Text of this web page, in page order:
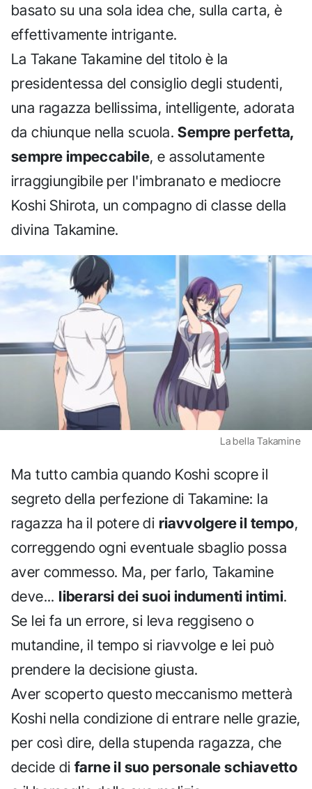
basato su una sola idea che, sulla carta, è
effettivamente intrigante.
La Takane Takamine del titolo è la
presidentessa del consiglio degli studenti,
una ragazza bellissima, intelligente, adorata
da chiunque nella scuola.Sempre perfetta,
sempre impeccabile, e assolutamente
irraggiungibile per l'imbranato e mediocre
Koshi Shirota, un compagno di classe della
divina Takamine.
La bella Takamine
Ma tutto cambia quando Koshi scopre il
segreto della perfezione di Takamine: la
ragazza ha il potere di riavvolgere il tempo,
correggendo ogni eventuale sbaglio possa
aver commesso. Ma, per farlo, Takamine
deve... liberarsi dei suoi indumenti intimi.
Se lei fa un errore, si leva reggiseno o
mutandine, il tempo si riavvolge e lei può
prendere la decisione giusta.
Aver scoperto questo meccanismo metterà
Koshi nella condizione di entrare nelle grazie,
per così dire, della stupenda ragazza, che
decide difarne il suo personale schiavetto